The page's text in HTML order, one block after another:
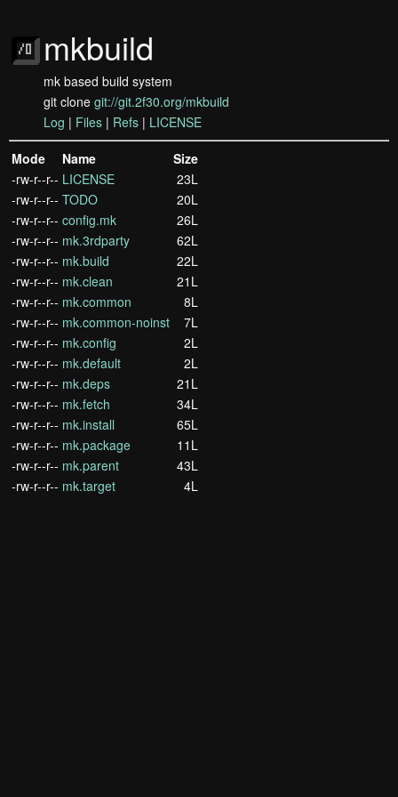
mkbuild
mk based build system
git clone git://git.2f30.org/mkbuild
Log | Files | Refs | LICENSE
Mode Name
Size
-rw-r--r-- LICENSE
23L
-rw-r--r-- TODO
20L
-rw-r--r-- config.mk
26L
-rw-r--r-- mk.3rdparty
62L
-rw-r--r-- mk.build
22L
-rw-r--r-- mk.clean
21L
-rw-r--r-- mk.common
8L
-rw-r--r-- mk.common-noinst
7L
-rw-r--r-- mk.config
2L
-rw-r--r-- mk.default
2L
-rw-r--r-- mk.deps
21L
-rw-r--r-- mk.fetch
34L
-rw-r--r-- mk.install
65L
-rw-r--r-- mk.package
11L
-rw-r--r-- mk.parent
43L
-rw-r--r-- mk.target 4L